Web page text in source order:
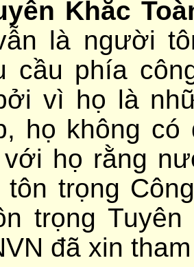
Khắc
là người
cầu phía
vì họ là
họ không
họ rằng
tôn trọng
trọng
đã xin